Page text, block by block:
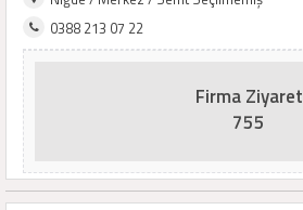
0388 213 07 22
Firma Ziyaret
755